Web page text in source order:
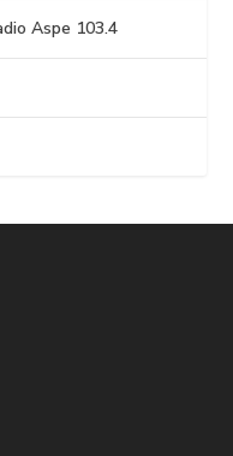
Aspe 103.4